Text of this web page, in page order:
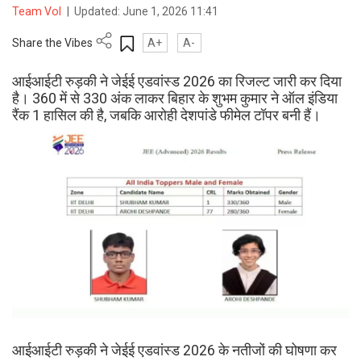
Team VoI Updated:June 1, 2026 11:41
Share the Vibes A+ A-
आईआईटी रुड़की ने जेईई एडवांस्ड 2026 का रिजल्ट जारी कर दिया
है। 360 में से 330 अंक लाकर बिहार के शुभम कुमार ने ऑल इंडिया
रैंक 1 हासिल की है, जबकि आरोही देशपांडे फीमेल टॉपर बनी हैं।
आईआईटी रुड़की ने जेईई एडवांस्ड 2026 के नतीजों की घोषणा कर